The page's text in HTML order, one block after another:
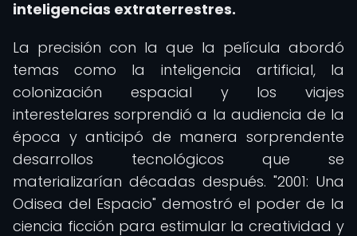
inteligencias extraterrestres.
La precisión con la que la película abordó
temas como la inteligencia artificial, la
colonización espacial y los viajes
interestelares sorprendió a la audiencia de la
época y anticipó de manera sorprendente
desarrollos tecnológicos que se
materializarían décadas después. "2001: Una
Odisea del Espacio" demostró el poder de la
ciencia ficción para estimular la creatividad y